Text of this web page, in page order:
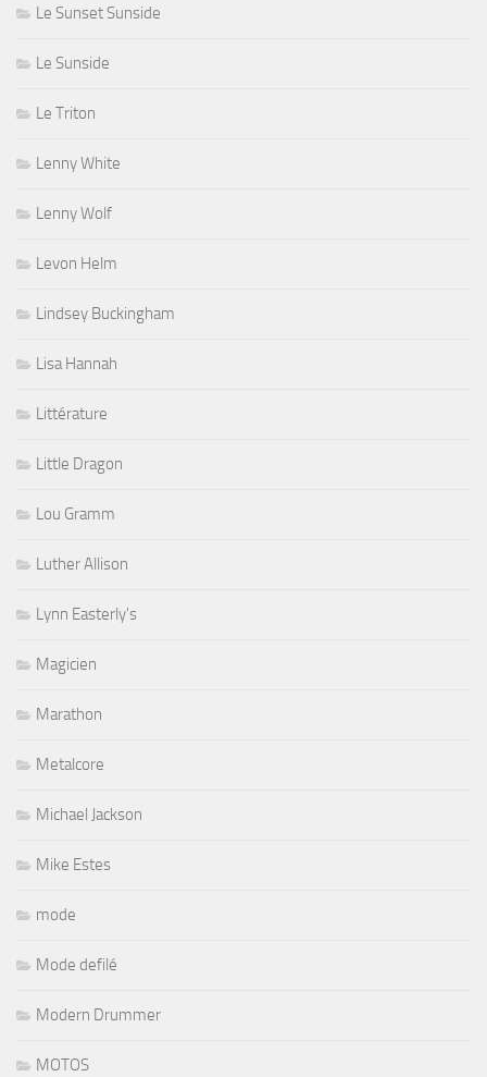
Le Sunset Sunside
Le Sunside
Le Triton
Lenny White
Lenny Wolf
Levon Helm
Lindsey Buckingham
Lisa Hannah
Littérature
Little Dragon
Lou Gramm
Luther Allison
Lynn Easterly's
Magicien
Marathon
Metalcore
Michael Jackson
Mike Estes
mode
Mode defilé
Modern Drummer
MOTOS